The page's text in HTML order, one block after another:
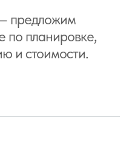
предложим
по планировке,
и стоимости.